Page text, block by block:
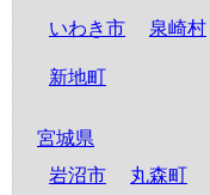
いわき市 泉崎村
新地町
宮城県
岩沼市
丸森町